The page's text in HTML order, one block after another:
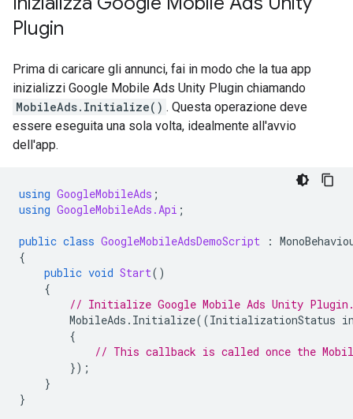
Plugin
Prima di caricare gli annunci, fai in modo che la tua app
inizializzi Google Mobile Ads Unity Plugin chiamando
MobileAds.Initialize() . Questa operazione deve
essere eseguita una sola volta, idealmente all'avvio
dell'app.
using GoogleMobileAds ;
using GoogleMobileAds.Api ;
public class GoogleMobileAdsDemoScript :
{
public void Start()
{
// Initialize Google Mobile Ads Unity Plugin
MobileAds . Initialize((InitializationStatus
{
// This callback is called once the
});
}
}